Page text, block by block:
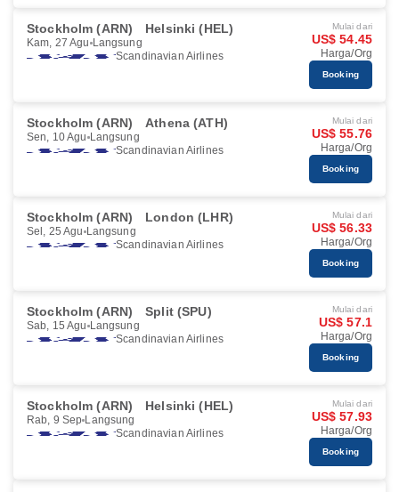
Stockholm (ARN) Helsinki (HEL)
Kam, 27 Agu Langsung
Scandinavian Airlines
Mulai dari
US$ 54.45
Harga/Org
Booking
Stockholm (ARN) Athena (ATH)
Sen, 10 Agu Langsung
Scandinavian Airlines
Mulai dari
US$ 55.76
Harga/Org
Booking
Stockholm (ARN) London (LHR)
Sel, 25 Agu Langsung
Scandinavian Airlines
Mulai dari
US$ 56.33
Harga/Org
Booking
Stockholm (ARN) Split (SPU)
Sab, 15 Agu Langsung
Scandinavian Airlines
Mulai dari
US$ 57.1
Harga/Org
Booking
Stockholm (ARN) Helsinki (HEL)
Rab, 9 Sep Langsung
Scandinavian Airlines
Mulai dari
US$ 57.93
Harga/Org
Booking